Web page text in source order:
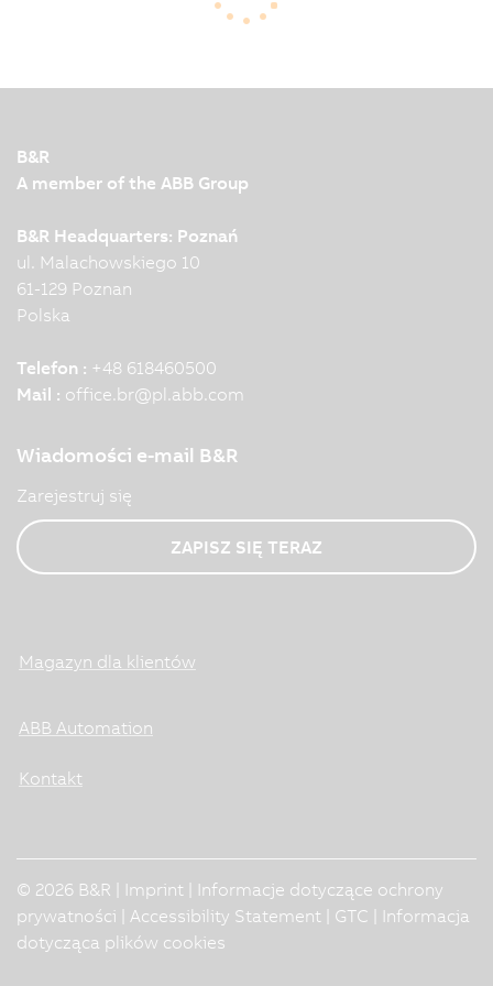
A research project at the Technical University of
B&R
A member of the ABB Group
B&R Headquarters: Poznań
ul. Malachowskiego 10
61-129 Poznan
Polska
Telefon : +48 618460500
Mail : office.br@pl.abb.com
Wiadomości e-mail B&R
Zarejestruj się
ZAPISZ SIĘ TERAZ
Magazyn dla klientów
ABB Automation
Kontakt
© 2026 B&R | Imprint
Informacje dotyczące ochrony
prywatności
Accessibility Statement GTC
Informacja
dotycząca plików cookies